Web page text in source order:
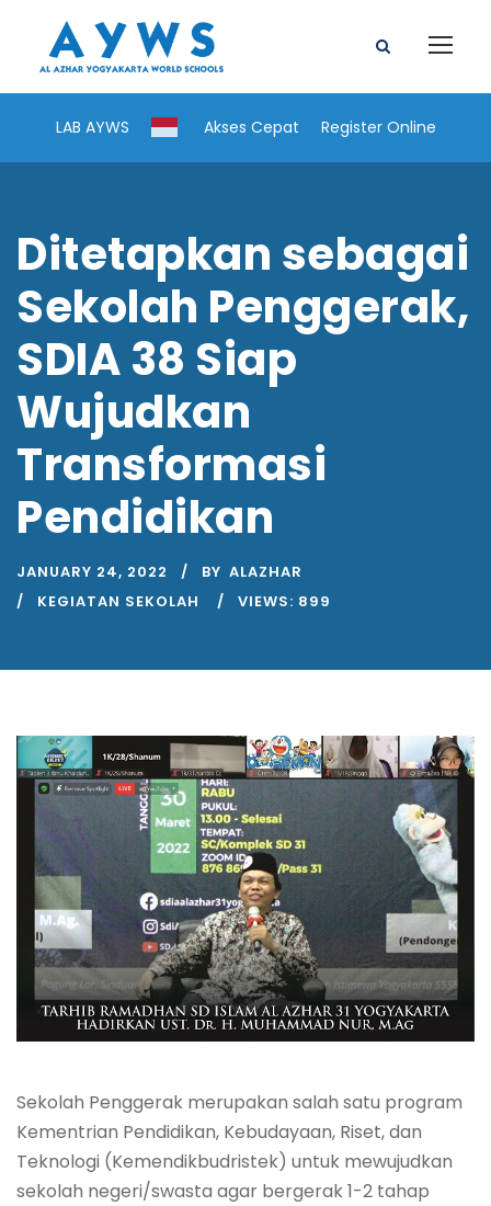
LAB AYWS Akses Cepat Register Online
Ditetapkan sebagai
Sekolah Penggerak,
SDIA 38 Siap
Wujudkan
Transformasi
Pendidikan
JANUARY 24, 2022 BY ALAZHAR
KEGIATAN SEKOLAH
VIEWS: 899
Sekolah Penggerak merupakan salah satu program
Kementrian Pendidikan, Kebudayaan, Riset, dan
Teknologi (Kemendikbudristek) untuk mewujudkan
sekolah negeri/swasta agar bergerak 1-2 tahap